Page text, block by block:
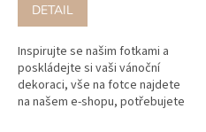
DETAIL
Inspirujte se našim fotkami a
poskládejte si vaši vánoční
dekoraci, vše na fotce najdete
na našem e-shopu, potřebujete